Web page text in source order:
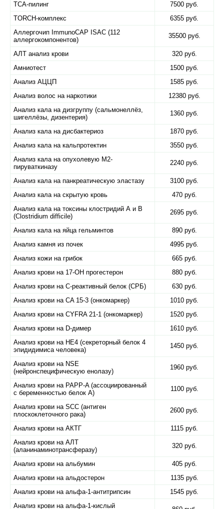
TCA-пилинг
7500 руб.
TORCH-комплекс
6355 руб.
Аллергочип ImmunoCAP ISAC (112
аллергокомпонентов)
35500 руб.
АЛТ анализ крови
320 руб.
Амниотест
1500 руб.
Анализ АЦЦП
1585 руб.
Анализ волос на наркотики
12380 руб.
Анализ кала на дизгруппу (сальмонеллёз,
шигеллёзы, дизентерия)
1360 руб.
Анализ кала на дисбактериоз
1870 руб.
Анализ кала на кальпротектин
3550 руб.
Анализ кала на опухолевую М2-
пируваткиназу
2240 руб.
Анализ кала на панкреатическую эластазу
3100 руб.
Анализ кала на скрытую кровь
470 руб.
Анализ кала на токсины клостридий А и В
(Clostridium difficile)
2695 руб.
Анализ кала на яйца гельминтов
890 руб.
Анализ камня из почек
4995 руб.
Анализ кожи на грибок
665 руб.
Анализ крови на 17-ОН прогестерон
880 руб.
Анализ крови на C-реактивный белок (СРБ)
630 руб.
Анализ крови на CA 15-3 (онкомаркер)
1010 руб.
Анализ крови на CYFRA 21-1 (онкомаркер)
1520 руб.
Анализ крови на D-димер
1610 руб.
Анализ крови на HE4 (секреторный белок 4
эпидидимиса человека)
1450 руб.
Анализ крови на NSE
(нейронспецифическую енолазу)
1960 руб.
Анализ крови на PAPP-A (ассоциированный
с беременностью белок А)
1100 руб.
Анализ крови на SCC (антиген
плоскоклеточного рака)
2600 руб.
Анализ крови на АКТГ
1115 руб.
Анализ крови на АЛТ
(аланинаминотрансферазу)
320 руб.
Анализ крови на альбумин
405 руб.
Анализ крови на альдостерон
1135 руб.
Анализ крови на альфа-1-антитрипсин
1545 руб.
Анализ крови на альфа-1-кислый